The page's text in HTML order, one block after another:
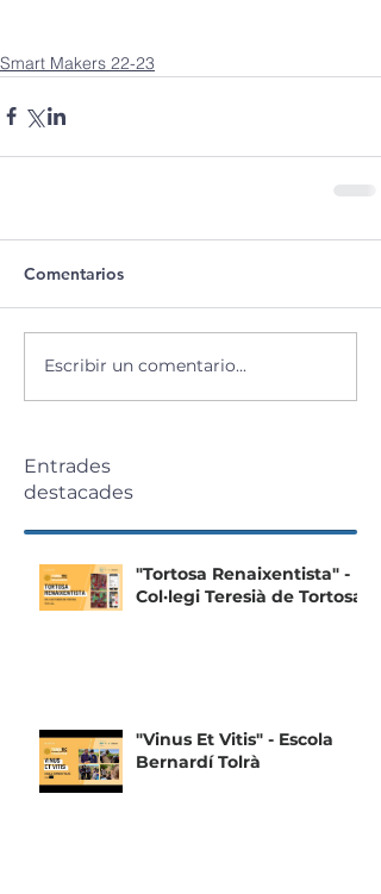
Smart Makers 22-23
Comentarios
Escribir un comentario...
Entrades
destacades
"Tortosa Renaixentista" -
Col·legi Teresià de Tortosa
"Vinus Et Vitis" - Escola
Bernardí Tolrà